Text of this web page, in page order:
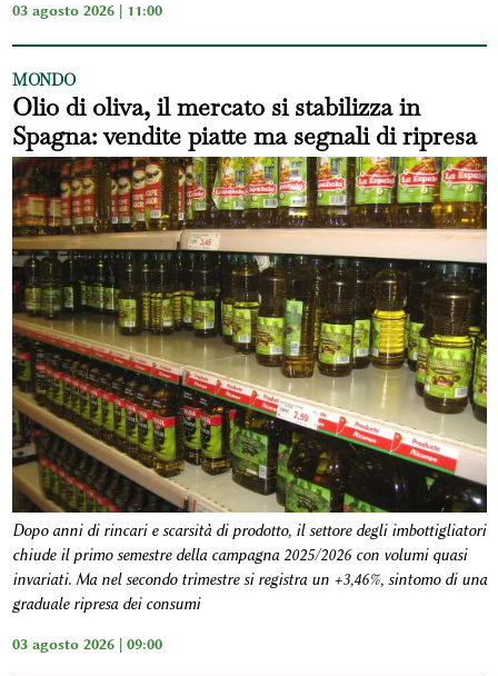
03 agosto 2026 | 11:00
MONDO
Olio di oliva, il mercato si stabilizza in
Spagna: vendite piatte ma segnali di ripresa
Dopo anni di rincari e scarsità di prodotto, il settore degli imbottigliatori
chiude il primo semestre della campagna 2025/2026 con volumi quasi
invariati. Ma nel secondo trimestre si registra un +3,46%, sintomo di una
graduale ripresa dei consumi
03 agosto 2026 | 09:00